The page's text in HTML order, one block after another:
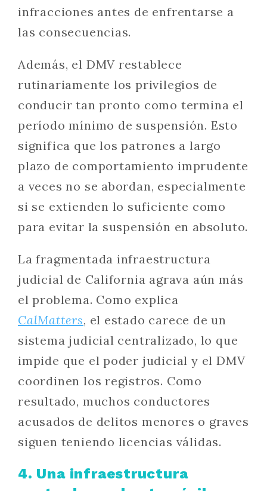
infracciones antes de enfrentarse a
las consecuencias.
Además, el DMV restablece
rutinariamente los privilegios de
conducir tan pronto como termina el
período mínimo de suspensión. Esto
significa que los patrones a largo
plazo de comportamiento imprudente
a veces no se abordan, especialmente
si se extienden lo suficiente como
para evitar la suspensión en absoluto.
La fragmentada infraestructura
judicial de California agrava aún más
el problema. Como explica
CalMatters, el estado carece de un
sistema judicial centralizado, lo que
impide que el poder judicial y el DMV
coordinen los registros. Como
resultado, muchos conductores
acusados de delitos menores o graves
siguen teniendo licencias válidas.
4. Una infraestructura